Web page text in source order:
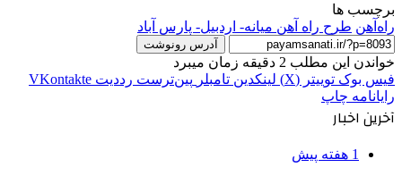
برچسب ها
راه‌آهن طرح راه آهن میانه- اردبیل- پارس آباد
آدرس رونوشت
خواندن این مطلب 2 دقیقه زمان میبرد
فیس بوک توییتر (X) لینکدین ‫تامبلر ‫پین‌ترست ‫رددیت ‫VKontakte
رایانامه چاپ
آخرین اخبار
1 هفته پیش